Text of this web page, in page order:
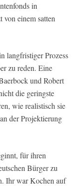
in
von einem satten
langfristiger Prozess
zu reden. Eine
und Robert
die geringste
wie realistisch sie
der Projektierung
für ihren
Bürger zu
Ihr war Kochen auf